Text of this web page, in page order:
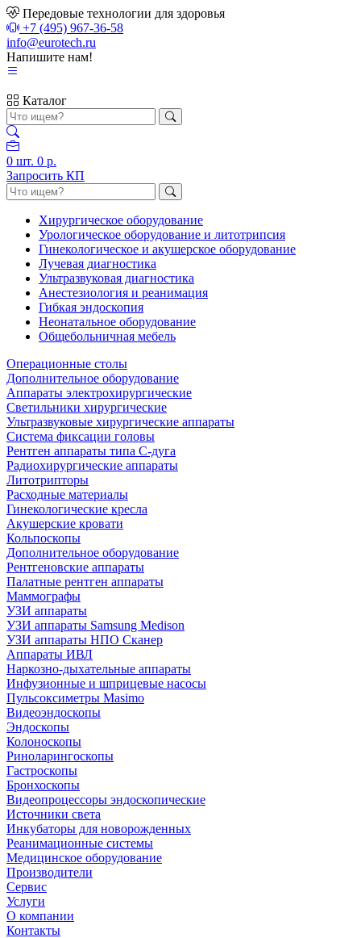
Передовые технологии для здоровья
+7 (495) 967-36-58
info@eurotech.ru
Напишите нам!
Каталог
0 шт. 0 р.
Запросить КП
Хирургическое оборудование
Урологическое оборудование и литотрипсия
Гинекологическое и акушерское оборудование
Лучевая диагностика
Ультразвуковая диагностика
Анестезиология и реанимация
Гибкая эндоскопия
Неонатальное оборудование
Общебольничная мебель
Операционные столы
Дополнительное оборудование
Аппараты электрохирургические
Светильники хирургические
Ультразвуковые хирургические аппараты
Система фиксации головы
Рентген аппараты типа С-дуга
Радиохирургические аппараты
Литотрипторы
Расходные материалы
Гинекологические кресла
Акушерские кровати
Кольпоскопы
Дополнительное оборудование
Рентгеновские аппараты
Палатные рентген аппараты
Маммографы
УЗИ аппараты
УЗИ аппараты Samsung Medison
УЗИ аппараты НПО Сканер
Аппараты ИВЛ
Наркозно-дыхательные аппараты
Инфузионные и шприцевые насосы
Пульсоксиметры Masimo
Видеоэндоскопы
Эндоскопы
Колоноскопы
Риноларингоскопы
Гастроскопы
Бронхоскопы
Видеопроцессоры эндоскопические
Источники света
Инкубаторы для новорожденных
Реанимационные системы
Медицинское оборудование
Производители
Сервис
Услуги
О компании
Контакты